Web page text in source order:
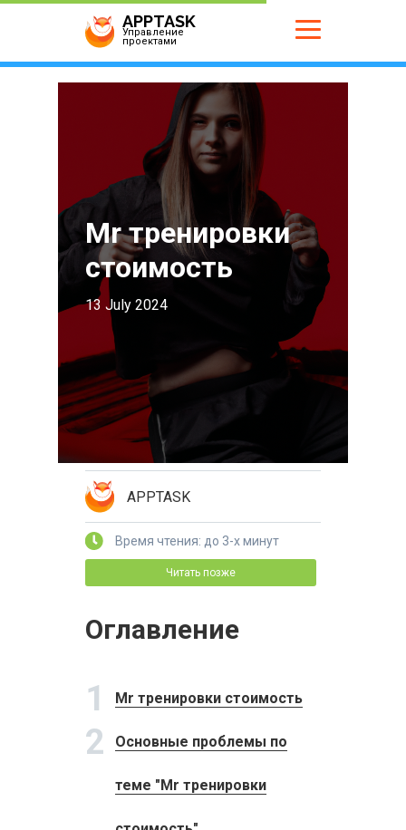
APPTASK
Управление
проектами
Mr тренировки
стоимость
13 July 2024
APPTASK
Время чтения: до 3-х минут
Читать позже
Оглавление
1 Mr тренировки стоимость
2 Основные проблемы по
теме "Mr тренировки